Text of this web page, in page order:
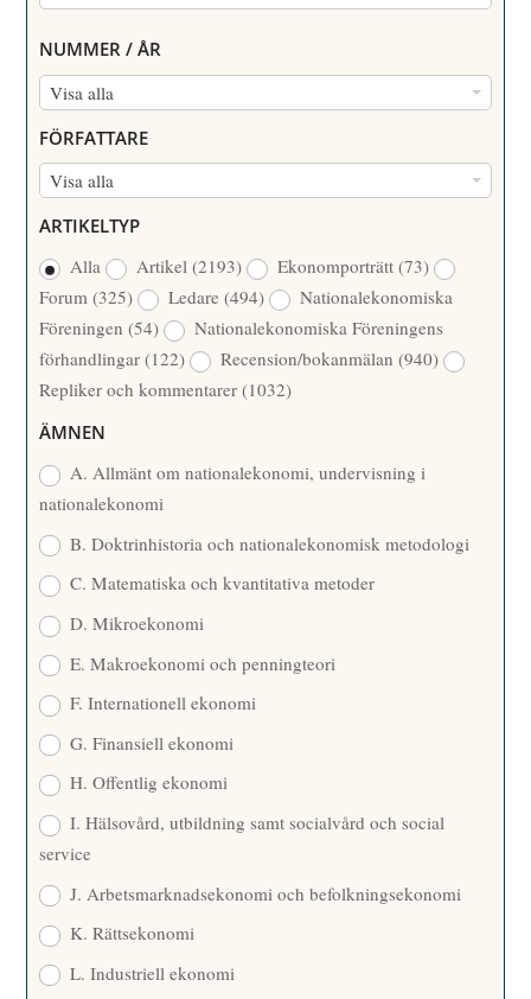
NUMMER / ÅR
Visa alla
N
M
M
/
Å
R
FÖRFATTARE
Visa alla
R
F
A
T
T
A
R
ARTIKELTYP
Alla
Artikel(2193) Ekonomporträtt(73)
Forum(325) Ledare(494)
Nationalekonomiska
Föreningen(54)
Nationalekonomiska Föreningens
förhandlingar(122) Recension/bokanmälan(940)
Repliker och kommentarer(1032)
ÄMNEN
A. Allmänt om nationalekonomi, undervisning i
nationalekonomi
B. Doktrinhistoria och nationalekonomisk metodologi
C. Matematiska och kvantitativa metoder
D. Mikroekonomi
E. Makroekonomi och penningteori
F. Internationell ekonomi
G. Finansiell ekonomi
H. Offentlig ekonomi
I. Hälsovård, utbildning samt socialvård och social
service
J. Arbetsmarknadsekonomi och befolkningsekonomi
K. Rättsekonomi
L. Industriell ekonomi